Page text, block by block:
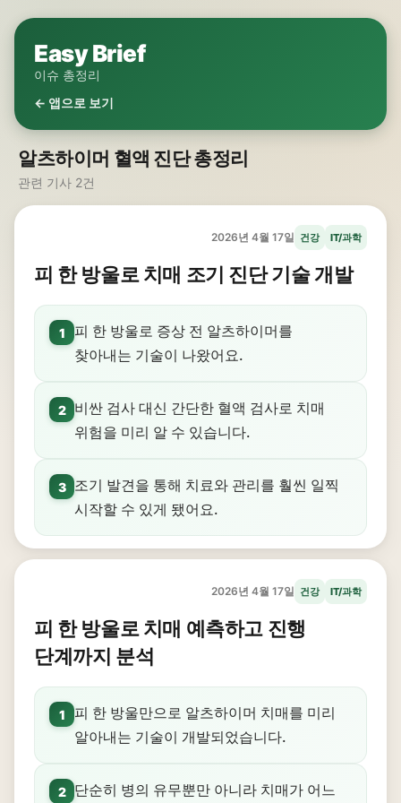
Easy Brief
이슈 총정리
← 앱으로 보기
알츠하이머 혈액 진단 총정리
관련 기사 2건
2026년 4월 17일 건강 IT/과학
피 한 방울로 치매 조기 진단 기술 개발
1
피 한 방울로 증상 전 알츠하이머를
찾아내는 기술이 나왔어요.
2
비싼 검사 대신 간단한 혈액 검사로 치매
위험을 미리 알 수 있습니다.
3
조기 발견을 통해 치료와 관리를 훨씬 일찍
시작할 수 있게 됐어요.
2026년 4월 17일 건강 IT/과학
피 한 방울로 치매 예측하고 진행
단계까지 분석
1
피 한 방울만으로 알츠하이머 치매를 미리
알아내는 기술이 개발되었습니다.
2 단순히 병의 유무뿐만 아니라 치매가 어느